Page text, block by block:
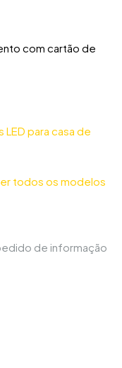
com cartão de
LED para casa de
todos os modelos
de informação